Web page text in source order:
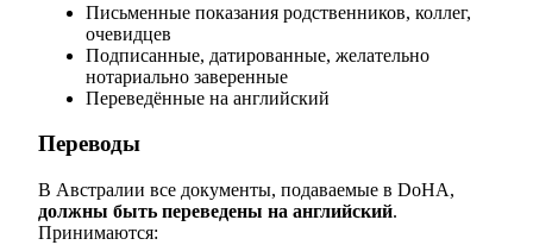
Письменные показания родственников, коллег,
очевидцев
Подписанные, датированные, желательно
нотариально заверенные
Переведённые на английский
Переводы
В Австралии все документы, подаваемые в DoHA,
должны быть переведены на английский.
Принимаются: